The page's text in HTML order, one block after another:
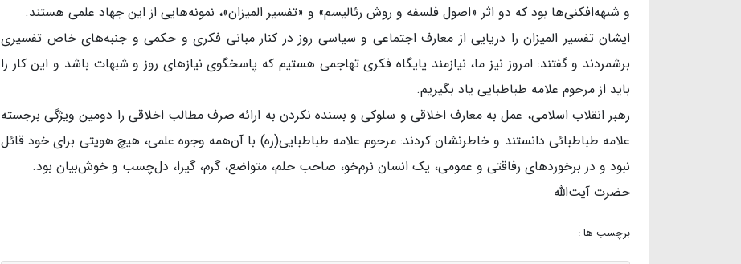
و شبهه‌افکنی‌ها بود که دو اثر «اصول فلسفه و روش رئالیسم» و «تفسیر المیزان»، نمونه‌هایی از این جهاد علمی هستند.
ایشان تفسیر المیزان را دریایی از معارف اجتماعی و سیاسی روز در کنار مبانی فکری و حکمی و جنبه‌های خاص تفسیری
برشمردند و گفتند: امروز نیز ما، نیازمند پایگاه فکری تهاجمی هستیم که پاسخگوی نیازهای روز و شبهات باشد و این کار را
باید از مرحوم علامه طباطبایی یاد بگیریم.
رهبر انقلاب اسلامی، عمل به معارف اخلاقی و سلوکی و بسنده نکردن به ارائه صرف مطالب اخلاقی را دومین ویژگی برجسته
علامه طباطبائی دانستند و خاطرنشان کردند: مرحوم علامه طباطبایی(ره) با آن‌همه وجوه علمی، هیچ هویتی برای خود قائل
نبود و در برخوردهای رفاقتی و عمومی، یک انسان نرم‌خو، صاحب حلم، متواضع، گرم، گیرا، دل‌چسب و خوش‌بیان بود.
حضرت آیت‌الله
برچسب ها :